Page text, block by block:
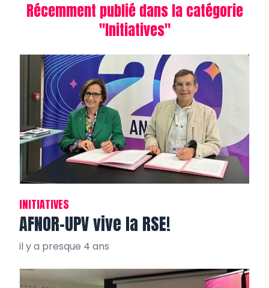
Récemment publié dans la catégorie
"Initiatives"
INITIATIVES
AFNOR-UPV vive la RSE!
il y a presque 4 ans